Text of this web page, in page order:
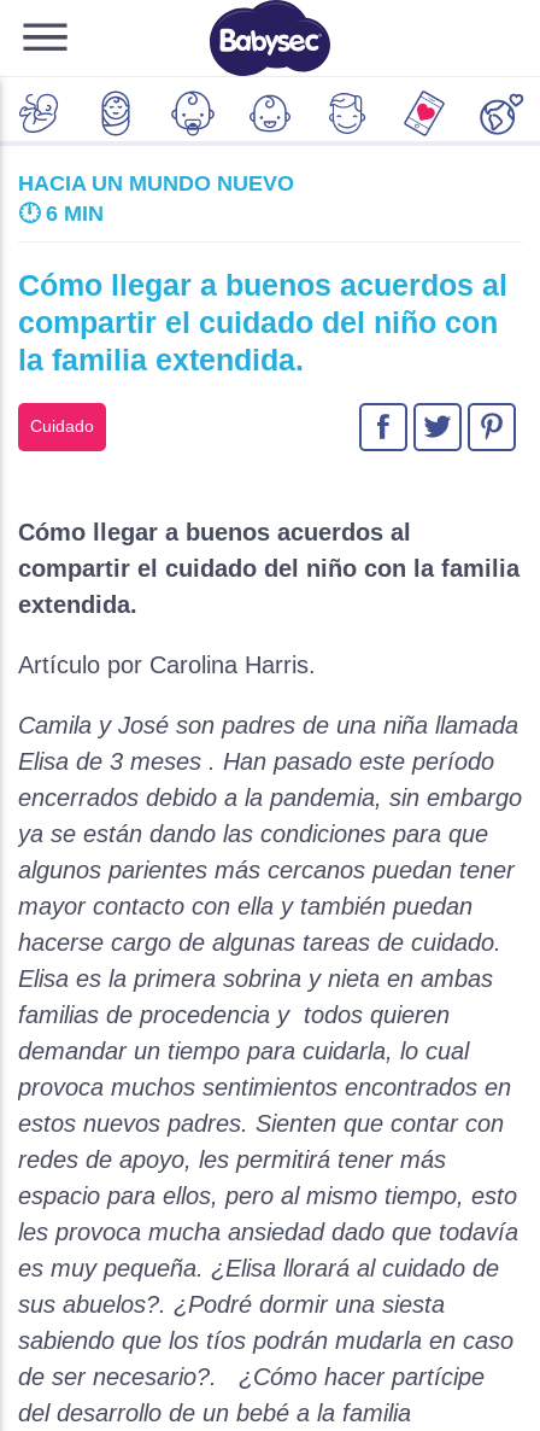
HACIA UN MUNDO NUEVO
🕛 6 MIN
Cómo llegar a buenos acuerdos al
compartir el cuidado del niño con
la familia extendida.
Cuidado
Cómo llegar a buenos acuerdos al
compartir el cuidado del niño con la familia
extendida.
Artículo por Carolina Harris.
Camila y José son padres de una niña llamada
Elisa de 3 meses . Han pasado este período
encerrados debido a la pandemia, sin embargo
ya se están dando las condiciones para que
algunos parientes más cercanos puedan tener
mayor contacto con ella y también puedan
hacerse cargo de algunas tareas de cuidado.
Elisa es la primera sobrina y nieta en ambas
familias de procedencia y todos quieren
demandar un tiempo para cuidarla, lo cual
provoca muchos sentimientos encontrados en
estos nuevos padres. Sienten que contar con
redes de apoyo, les permitirá tener más
espacio para ellos, pero al mismo tiempo, esto
les provoca mucha ansiedad dado que todavía
es muy pequeña. ¿Elisa llorará al cuidado de
sus abuelos?. ¿Podré dormir una siesta
sabiendo que los tíos podrán mudarla en caso
de ser necesario?. ¿Cómo hacer partícipe
del desarrollo de un bebé a la familia